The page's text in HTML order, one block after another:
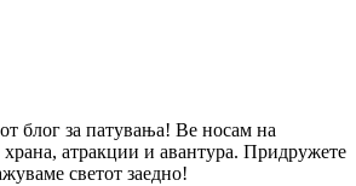
блог за патувања! Ве носам на
атракции и авантура. Придружете
светот заедно!